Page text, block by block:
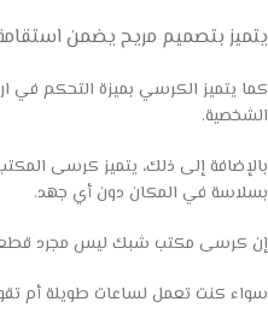
يتميز بتصميم مريح يضمن
كما يتميز الكرسي بميزة التحكم في
الشخصية.
بالإضافة إلى ذلك، يتميز كرسى
بسلاسة في المكان دون أي جهد.
إن كرسى مكتب شبك ليس مجرد قطعة
سواء كنت تعمل لساعات طويلة أم